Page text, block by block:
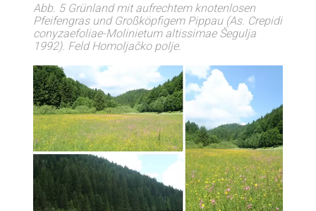
Abb. 5 Grünland mit aufrechtem knotenlosen
Pfeifengras und Großköpfigem Pippau (As. Crepidi
conyzaefoliae-Molinietum altissimae Šegulja
1992). Feld Homoljačko polje.